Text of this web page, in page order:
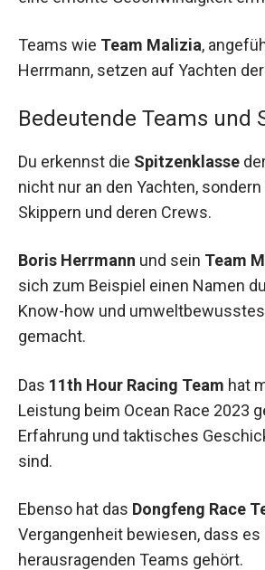
Teams wie Team Malizia,
Herrmann, setzen auf Yachten
Bedeutende Teams und
Du erkennst die Spitzenklasse
nicht nur an den Yachten,
Skippern und deren Crews.
Boris Herrmann und sein Team
sich zum Beispiel einen Namen
Know-how und
gemacht.
Das 11th Hour Racing Team hat
Leistung beim Ocean Race 2023
Erfahrung und taktisches
sind.
Ebenso hat das Dongfeng Race
Vergangenheit bewiesen, dass es
herausragenden Teams gehört.